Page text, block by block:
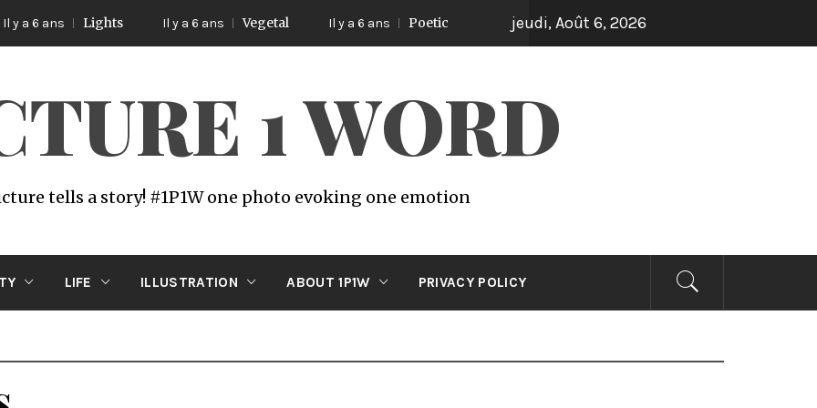
Lights Il y a 6 ans Vegetal Il y a 6 ans Poetic jeudi, Août 6, 2026
1 WORD
tells a story! #1P1W one photo evoking one emotion
LIFE ILLUSTRATION ABOUT 1P1W PRIVACY POLICY